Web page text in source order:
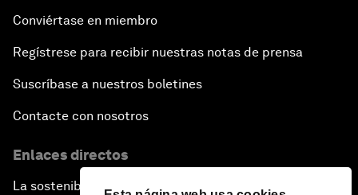
Conviértase en miembro
Regístrese para recibir nuestras notas de prensa
Suscríbase a nuestros boletines
Contacte con nosotros
Enlaces directos
La sostenibilidad en el Foro